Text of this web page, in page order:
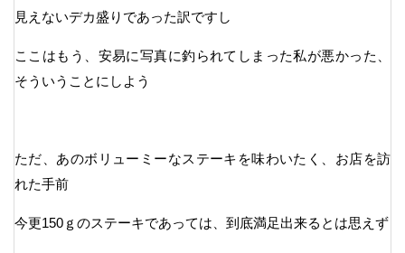
見えないデカ盛りであった訳ですし
ここはもう、安易に写真に釣られてしまった私が悪かった、
そういうことにしよう
ただ、あのボリューミーなステーキを味わいたく、お店を訪
れた手前
今更150ｇのステーキであっては、到底満足出来るとは思えず